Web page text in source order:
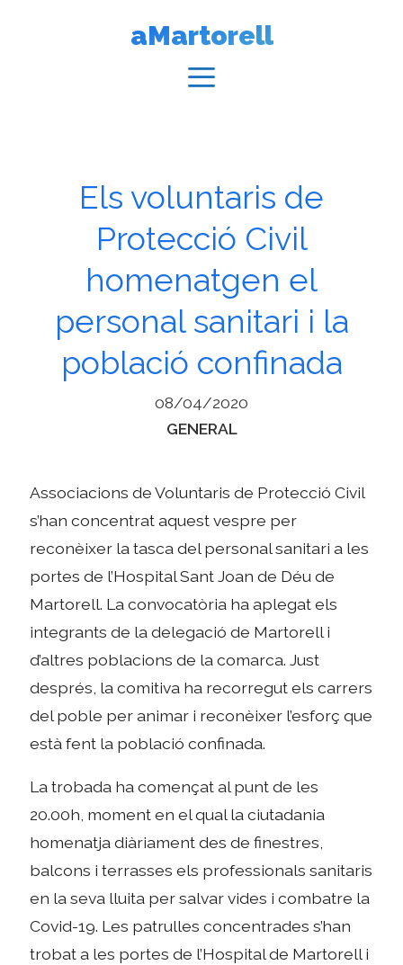
aMartorell
Els voluntaris de
Protecció Civil
homenatgen el
personal sanitari i la
població confinada
08/04/2020
Categories
GENERAL
Associacions de Voluntaris de Protecció Civil
s’han concentrat aquest vespre per
reconèixer la tasca del personal sanitari a les
portes de l’Hospital Sant Joan de Déu de
Martorell. La convocatòria ha aplegat els
integrants de la delegació de Martorell i
d’altres poblacions de la comarca. Just
després, la comitiva ha recorregut els carrers
del poble per animar i reconèixer l’esforç que
està fent la població confinada.
La trobada ha començat al punt de les
20.00h, moment en el qual la ciutadania
homenatja diàriament des de finestres,
balcons i terrasses els professionals sanitaris
en la seva lluita per salvar vides i combatre la
Covid-19. Les patrulles concentrades s’han
trobat a les portes de l’Hospital de Martorell i